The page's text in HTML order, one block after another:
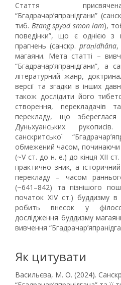
Стаття
“Бгадрачар’япранідгани”
тиб. Bzang spyod smon lam),
поведінки”, що є однією з
прагнень (санскр. praṇidhāna,
магаяни. Мета статті –
“Бгадрачар’япранідгани”,
літературний жанр,
версії та згадки в інших
також дослідити його
створення, перекладачів
перекладу, що збереглася
Дуньхуанських
санскритської
обмежений часом, починаючи
(~V ст. до н. е.) до кінця ХІІ
практично зник, а
перекладу – часом
(~641–842) та пізнішого
початок XIV ст.) буддизму
робить внесок у
дослідження буддизму
вивчення
Як цитувати
Васильєва, М. О. (2024).